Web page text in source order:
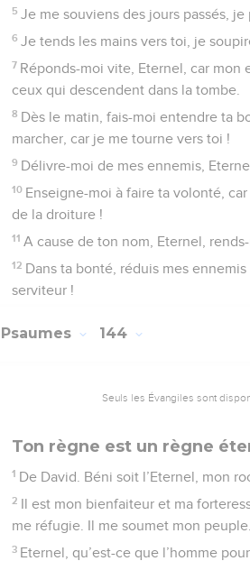
5 Je me souviens des jours passés,
6 Je tends les mains vers toi, je
7 Réponds-moi vite, Eternel, car mon
ceux qui descendent dans la tombe.
8 Dès le matin, fais-moi entendre ta
marcher, car je me tourne vers toi !
9 Délivre-moi de mes ennemis,
10 Enseigne-moi à faire ta volonté,
de la droiture !
11 A cause de ton nom, Eternel,
12 Dans ta bonté, réduis mes
serviteur !
Psaumes 144
Seuls les Évangiles sont
Ton règne est un règne
1 De David. Béni soit l’Eternel, mon
2 Il est mon bienfaiteur et ma
me réfugie. Il me soumet mon peuple.
3 Eternel, qu’est-ce que l’homme